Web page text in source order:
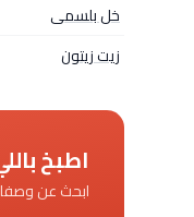
خل بلسمى
زيت زيتون
اطبخ
ابحث عن